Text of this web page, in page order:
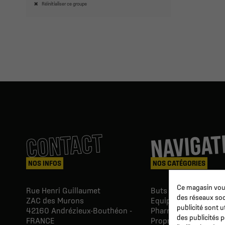
Réinitialiser ce groupe
CONTACT
NOS INFOS
Rue Henri Guillaumet
ZAC des Murons
42160 Andrézieux-Bouthéon -
FRANCE
NOS CATÉGORIES
Buts & Abris football
Equipements du
Pharmacie & Soins
Proprio &
Ce magasin
des réseaux
publicité sont
des publicités